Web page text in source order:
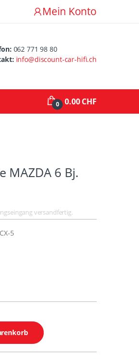
Mein Konto
062 771 98 80
info@discount-car-hifi.ch
0 0.00 CHF
MAZDA 6 Bj.
versandfertig.
5